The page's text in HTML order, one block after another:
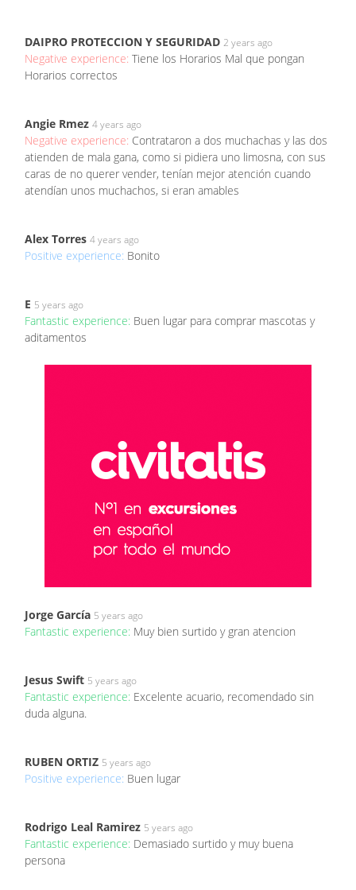
DAIPRO PROTECCION Y SEGURIDAD 2 years ago
Negative experience: Tiene los Horarios Mal que pongan
Horarios correctos
Angie Rmez 4 years ago
Negative experience: Contrataron a dos muchachas y las dos
atienden de mala gana, como si pidiera uno limosna, con sus
caras de no querer vender, tenían mejor atención cuando
atendían unos muchachos, si eran amables
Alex Torres 4 years ago
Positive experience: Bonito
E 5 years ago
Fantastic experience: Buen lugar para comprar mascotas y
aditamentos
Jorge García 5 years ago
Fantastic experience: Muy bien surtido y gran atencion
Jesus Swift 5 years ago
Fantastic experience: Excelente acuario, recomendado sin
duda alguna.
RUBEN ORTIZ 5 years ago
Positive experience: Buen lugar
Rodrigo Leal Ramirez 5 years ago
Fantastic experience: Demasiado surtido y muy buena
persona